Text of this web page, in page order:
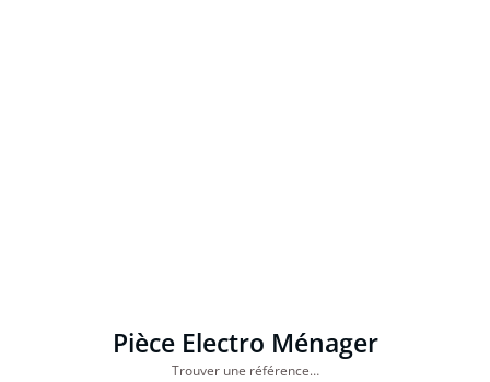
Pièce Electro Ménager
Trouver une référence…